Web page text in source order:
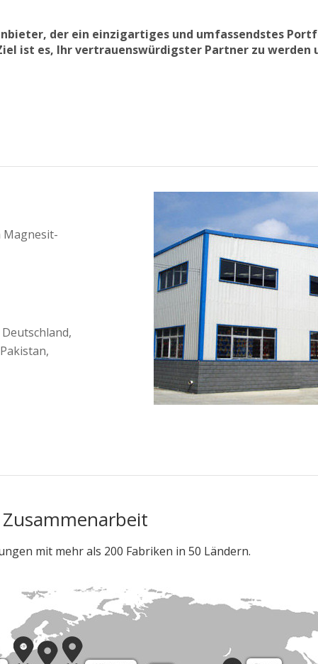
der ein einzigartiges und umfassendstes
ist es, Ihr vertrauenswürdigster Partner zu werden
Magnesit-
mit mehr als 200 Fabriken in 50 Ländern.